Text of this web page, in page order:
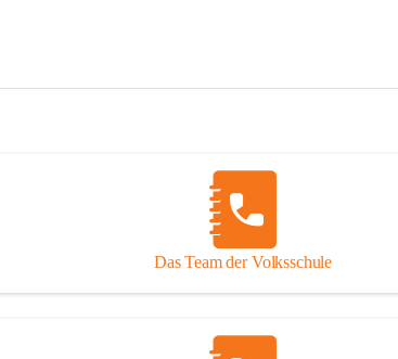
Das Team der Volksschule